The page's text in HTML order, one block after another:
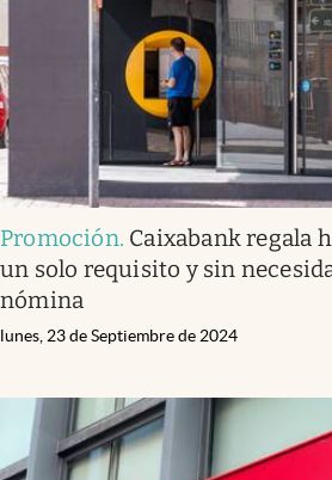
Promoción. Caixabank regala
un solo requisito y sin
nómina
lunes, 23 de Septiembre de 2024